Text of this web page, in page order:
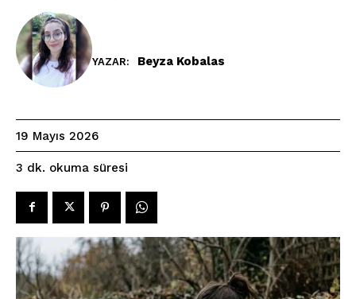
YAZAR: Beyza Kobalas
19 Mayıs 2026
3 dk. okuma süresi